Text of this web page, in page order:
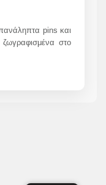
pins και
στο